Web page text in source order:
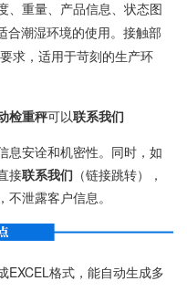
、重量、产品信息、状态图
合潮湿环境的使用。接触部
求，适用于苛刻的生产环
检重秤可以联系我们
息安诠和机密性。同时，如
接联系我们 （链接跳转），
泄露客户信息。
EXCEL格式，能自动生成多